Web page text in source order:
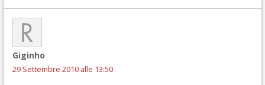
Giginho
29 Settembre 2010 alle 13:50